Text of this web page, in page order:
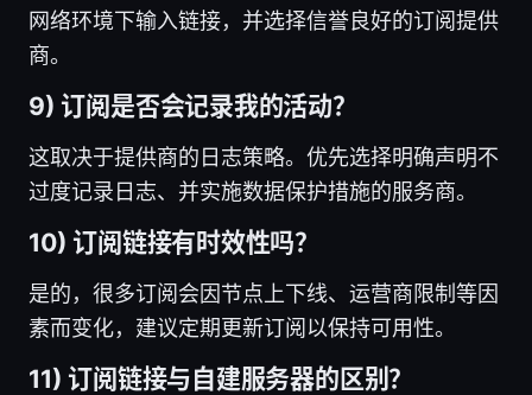
网络环境下输入链接，并选择信誉良好的订阅提供
商。
9) 订阅是否会记录我的活动？
这取决于提供商的日志策略。优先选择明确声明不
过度记录日志、并实施数据保护措施的服务商。
10) 订阅链接有时效性吗？
是的，很多订阅会因节点上下线、运营商限制等因
素而变化，建议定期更新订阅以保持可用性。
11) 订阅链接与自建服务器的区别？